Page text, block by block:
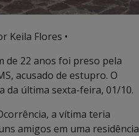
Keila Flores •
de 22 anos foi preso pela
acusado de estupro. O
da última sexta-feira, 01/10.
a vítima teria
amigos em uma residência